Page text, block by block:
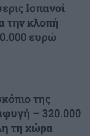
Ισπανοί
την κλοπή
ευρώ
της
– 320.000
τη χώρα